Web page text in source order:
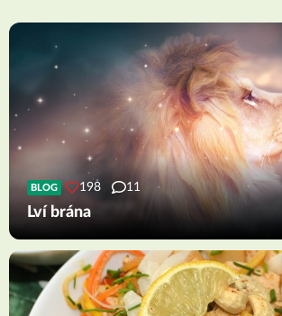
BLOG 198 11
Lví brána